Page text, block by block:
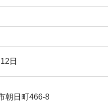
日
朝日町466-8